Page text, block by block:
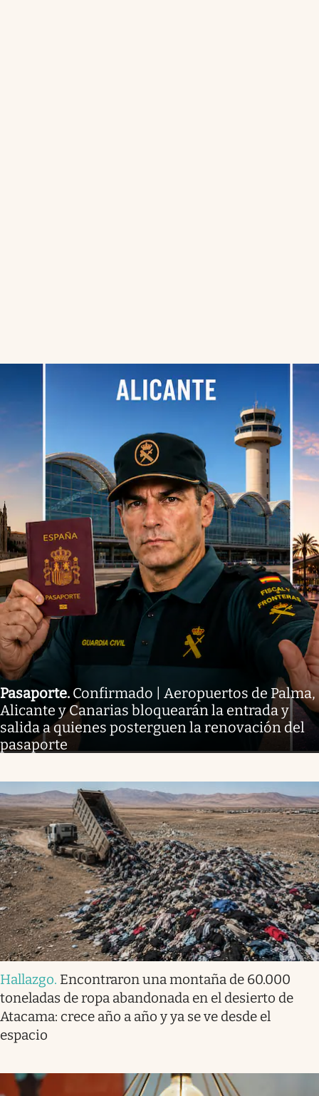
Pasaporte. Confirmado | Aeropuertos de Palma,
Alicante y Canarias bloquearán la entrada y
salida a quienes posterguen la renovación del
pasaporte
Hallazgo. Encontraron una montaña de 60.000
toneladas de ropa abandonada en el desierto de
Atacama: crece año a año y ya se ve desde el
espacio